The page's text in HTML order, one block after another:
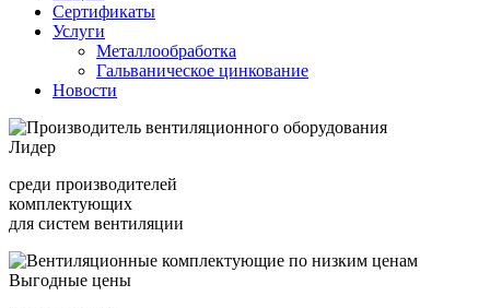
Сертификаты
Услуги
Металлообработка
Гальваническое цинкование
Новости
Лидер
среди производителей
комплектующих
для систем вентиляции
Выгодные цены